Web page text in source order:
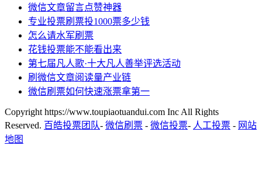
微信文章留言点赞神器
专业投票刷票投1000票多少钱
怎么请水军刷票
花钱投票能不能看出来
第七届凡人歌·十大凡人善举评选活动
刷微信文章阅读量产业链
微信刷票如何快速涨票拿第一
Copyright https://www.toupiaotuandui.com Inc All Rights
Reserved. 百皓投票团队- 微信刷票 - 微信投票- 人工投票 - 网站
地图